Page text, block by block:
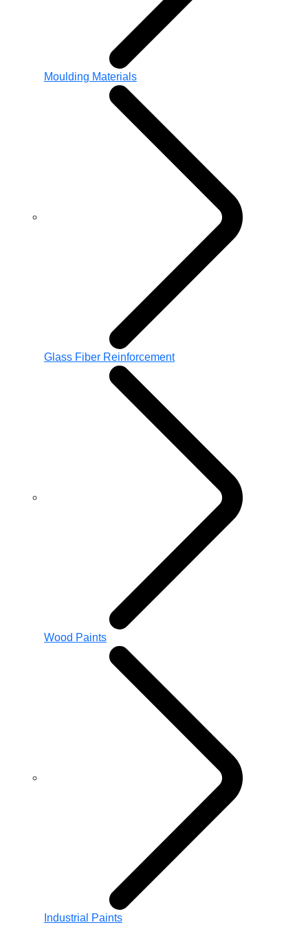
Moulding Materials
Glass Fiber Reinforcement
Wood Paints
Industrial Paints